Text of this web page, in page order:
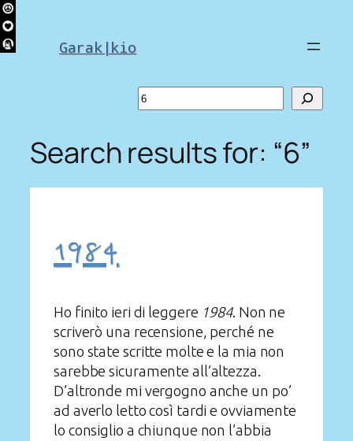
Skip
to
content Garak|kio
Search
Search results for: “6”
1984
Ho finito ieri di leggere 1984. Non ne
scriverò una recensione, perché ne
sono state scritte molte e la mia non
sarebbe sicuramente all’altezza.
D’altronde mi vergogno anche un po’
ad averlo letto così tardi e ovviamente
lo consiglio a chiunque non l’abbia